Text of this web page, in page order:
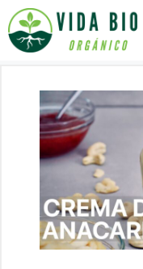
Saltar
al
contenido